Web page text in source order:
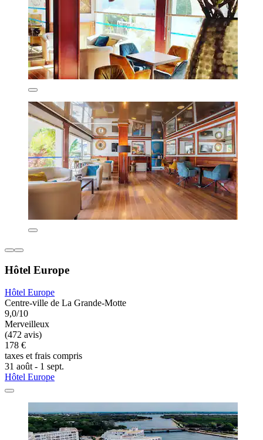
Hôtel Europe
Hôtel Europe
Centre-ville de La Grande-Motte
9,0/10
Merveilleux
(472 avis)
178 €
taxes et frais compris
31 août - 1 sept.
Hôtel Europe